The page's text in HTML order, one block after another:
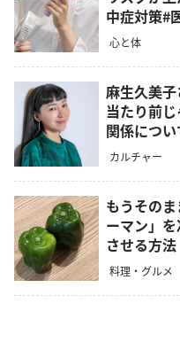
中症対策#
心と体
麻生久美子
当たり前
関係につ
カルチャー
もうその
ーマン」
させる方法
料理・グルメ